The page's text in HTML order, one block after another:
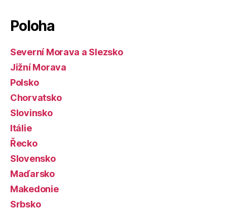
Poloha
Severní Morava a Slezsko
Jižní Morava
Polsko
Chorvatsko
Slovinsko
Itálie
Řecko
Slovensko
Maďarsko
Makedonie
Srbsko